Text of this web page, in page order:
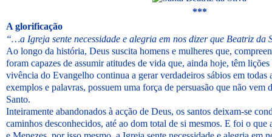
***
A glorificação
“…a Igreja sente necessidade e alegria em nos dizer que Beatriz da
Ao longo da história, Deus suscita homens e mulheres que,
foram capazes de assumir atitudes de vida que, ainda hoje, têm
vivência do Evangelho continua a gerar verdadeiros sábios em todas
exemplos e palavras, possuem uma força de persuasão que não vem
Santo.
Inteiramente abandonados à acção de Deus, os santos deixam-se
caminhos desconhecidos, até ao dom total de si mesmos. E foi o